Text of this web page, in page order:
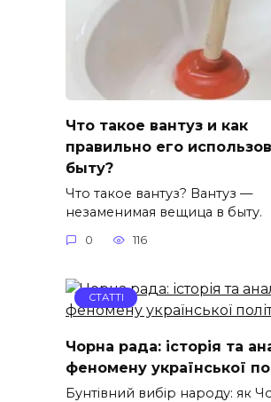
Что такое вантуз и как
правильно его
быту?
Что такое вантуз? Вантуз —
незаменимая вещица в быту.
0 116
СТАТТІ
Чорна рада: історія та
феномену української
Бунтівний вибір народу: як